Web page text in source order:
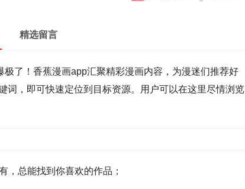
精选留言
了！香蕉漫画app汇聚精彩漫画内容，为漫迷们推荐好
词，即可快速定位到目标资源。用户可以在这里尽情浏览
，总能找到你喜欢的作品；